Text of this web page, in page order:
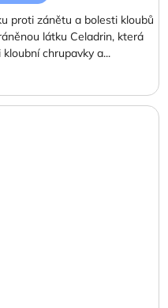
proti zánětu a bolesti kloubů
látku Celadrin, která
chrupavky a...